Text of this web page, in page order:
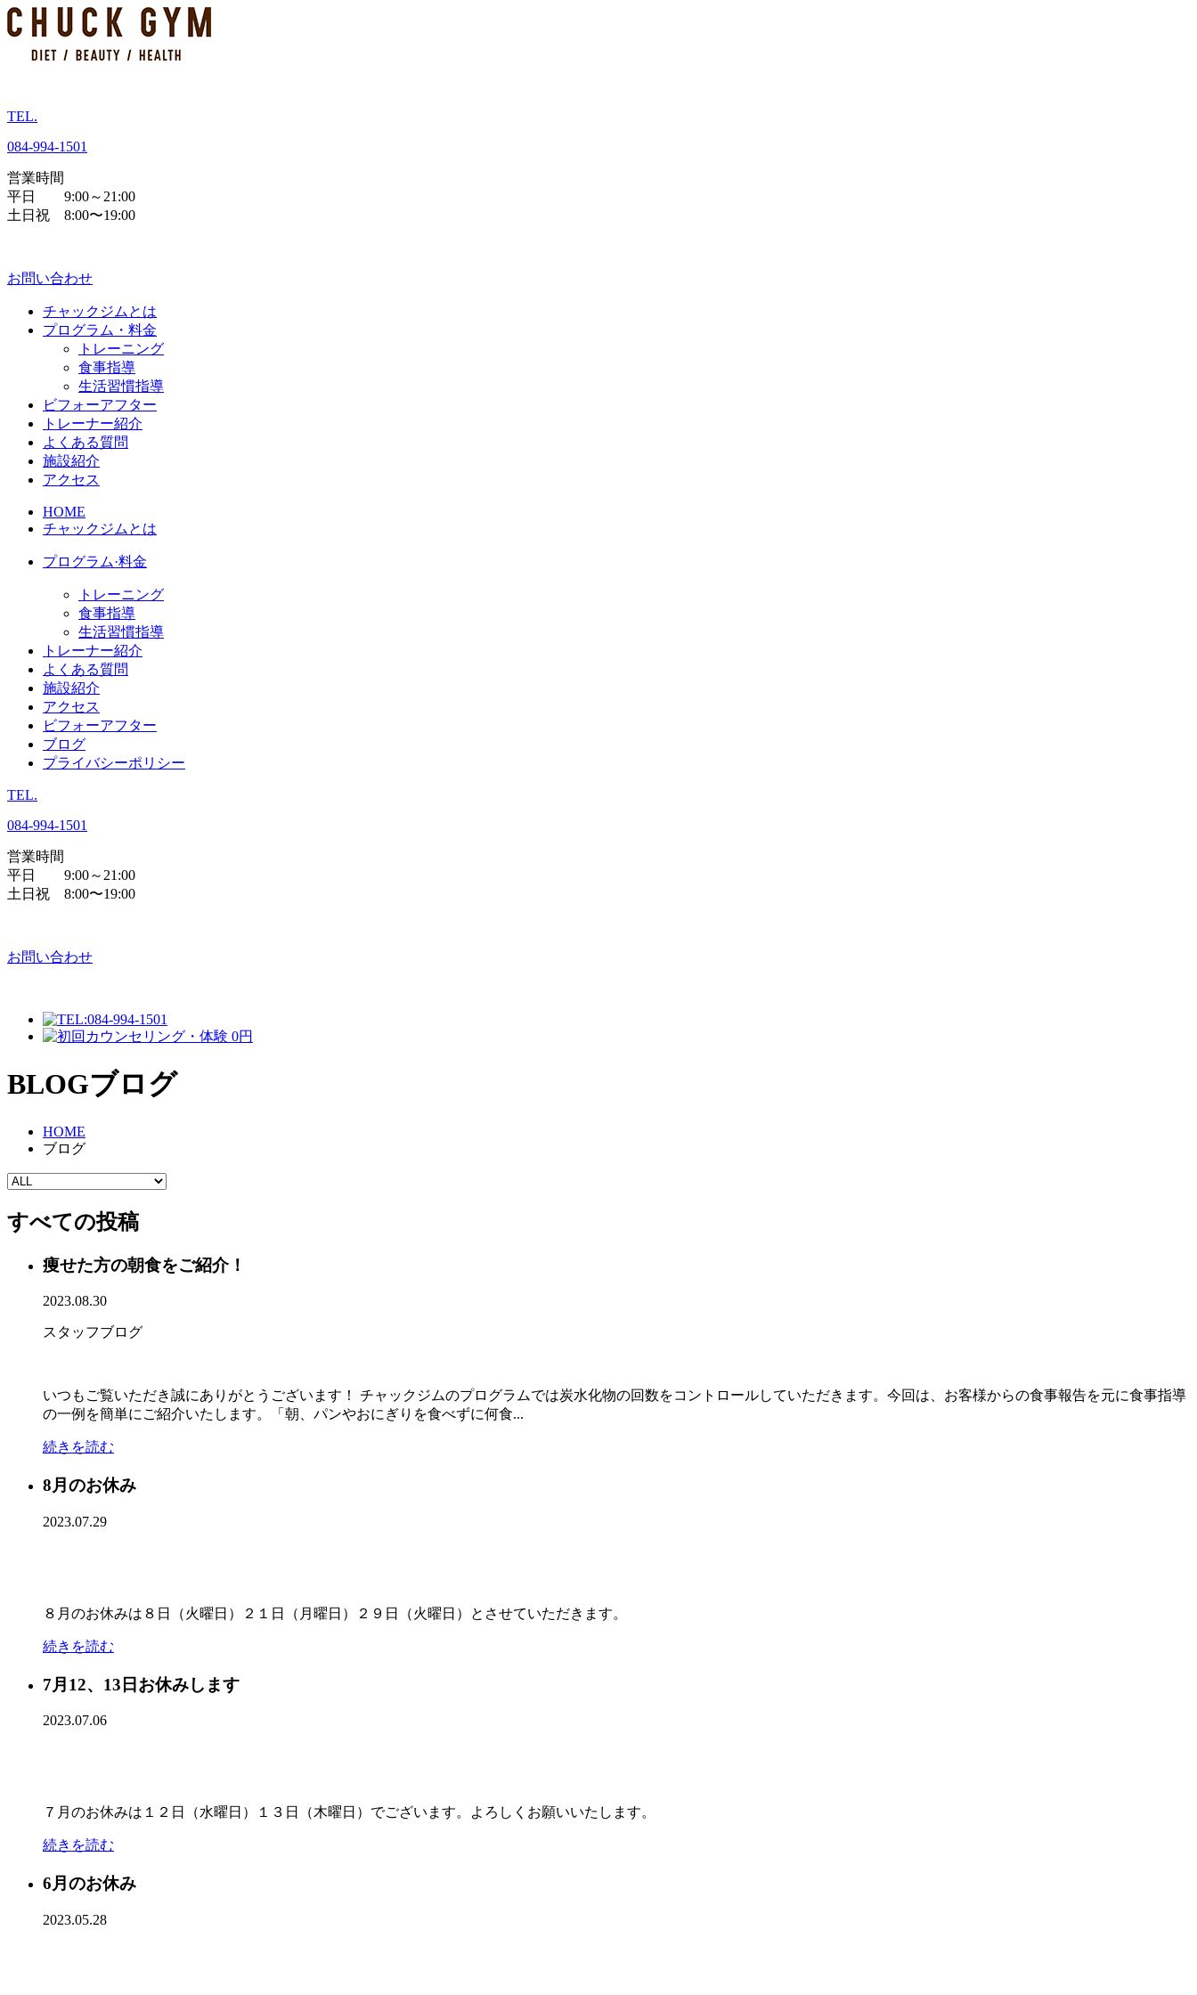
TEL.
084-994-1501
営業時間
平日 9:00～21:00
土日祝 8:00〜19:00
お問い合わせ
チャックジムとは
プログラム・料金
トレーニング
食事指導
生活習慣指導
ビフォーアフター
トレーナー紹介
よくある質問
施設紹介
アクセス
HOME
チャックジムとは
プログラム·料金
トレーニング
食事指導
生活習慣指導
トレーナー紹介
よくある質問
施設紹介
アクセス
ビフォーアフター
ブログ
プライバシーポリシー
TEL.
084-994-1501
営業時間
平日 9:00～21:00
土日祝 8:00〜19:00
お問い合わせ
BLOGブログ
HOME
ブログ
すべての投稿
痩せた方の朝食をご紹介！
2023.08.30
スタッフブログ
いつもご覧いただき誠にありがとうございます！ チャックジムのプログラムでは炭水化物の回数をコントロールしていただきます。今回は、お客様からの食事報告を元に食事指導
の一例を簡単にご紹介いたします。「朝、パンやおにぎりを食べずに⁣何食...
続きを読む
8月のお休み
2023.07.29
８月のお休みは８日（火曜日）２１日（月曜日）２９日（火曜日）とさせていただきます。
続きを読む
7月12、13日お休みします
2023.07.06
７月のお休みは１２日（水曜日）１３日（木曜日）でございます。よろしくお願いいたします。
続きを読む
6月のお休み
2023.05.28